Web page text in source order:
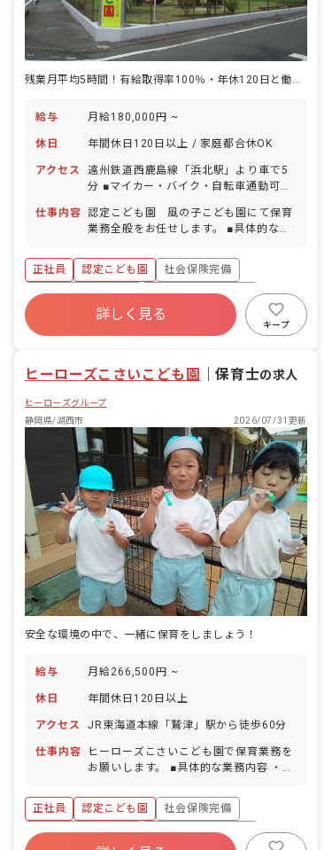
残業月平均5時間！有給取得率100％・年休120日と働きやすい環境です！
給与 月給180,000円 ~
休日 年間休日120日以上 / 家庭都合休OK
アクセス
遠州鉄道西鹿島線「浜北駅」より車で5
分 ■マイカー・バイク・自転車通勤可
仕事内容 認定こども園 風の子こども園にて保育
業務全般をお任せします。 ■具体的な仕
連絡帳記入（アプリまたはノート） ・週
案・月案などの作成（アプリ） ・保護者
対応 クラスは複数担任で受け持つことが
多いので、新人の方やブランクのある方
は必ず先輩保育教諭と一緒にクラスを受
いますので、分からないことや困ったこ
ができます。
正社員 認定こども園
社会保険完備
ボーナス・賞与あり
年間休日120日以上
寮・住宅・家賃補助あり
詳しく見る
キープ
ヒーローズこさいこども園 ｜保育士の求人
ヒーローズグループ
静岡県/湖西市
2026/07/31更新
安全な環境の中で、一緒に保育をしましょう！
給与 月給266,500円 ~
休日 年間休日120日以上
アクセス JR東海道本線「鷲津」駅から徒歩60分
仕事内容
ヒーローズこさいこども園で保育業務を
お願いします。 ■具体的な業務内容 ・子
睡・遊びの見守り など） ・年齢に応じ
た保育・活動の実施 ・保護者対応（連絡
帳・アプリ 等） ・園内行事の準備 など
正社員 認定こども園
社会保険完備
ボーナス・賞与あり
年間休日120日以上